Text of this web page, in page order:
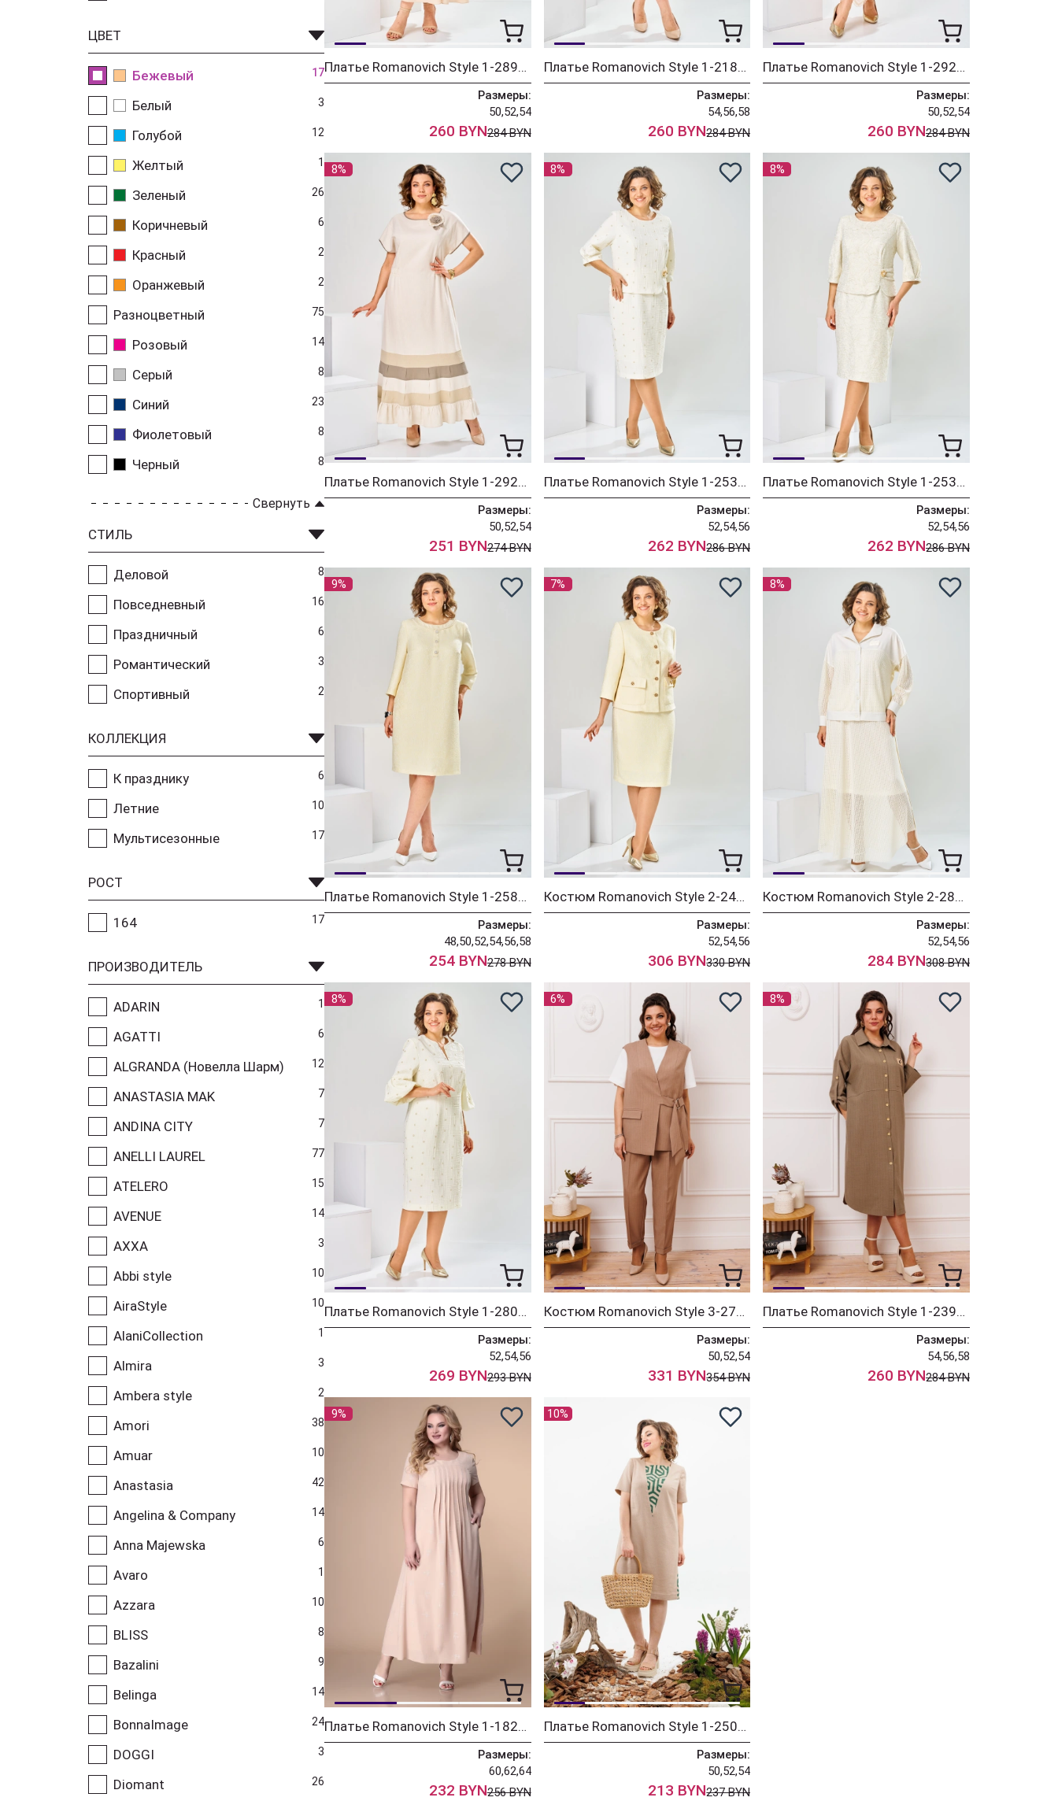
ЦВЕТ
Бежевый 17
Белый 3
Голубой 12
Желтый 1
Зеленый 26
Коричневый 6
Красный 2
Оранжевый 2
Разноцветный 75
Розовый 14
Серый 8
Синий 23
Фиолетовый 8
Черный 8
Свернуть
СТИЛЬ
Деловой 8
Повседневный 16
Праздничный 6
Романтический 3
Спортивный 2
КОЛЛЕКЦИЯ
К празднику 6
Летние 10
Мультисезонные 17
РОСТ
164 17
ПРОИЗВОДИТЕЛЬ
ADARIN 1
AGATTI 6
ALGRANDA (Новелла Шарм) 12
ANASTASIA MAK 7
ANDINA CITY 7
ANELLI LAUREL 77
ATELERO 15
AVENUE 14
AXXA 3
Abbi style 10
AiraStyle 10
AlaniCollection 1
Almira 3
Ambera style 2
Amori 38
Amuar 10
Anastasia 42
Angelina & Company 14
Anna Majewska 6
Avaro 1
Azzara 10
BLISS 8
Bazalini 9
Belinga 14
BonnaImage 24
DOGGI 3
Diomant 26
Платье Romanovich Style 1-2898 бежевый
Размеры:
50,52,54
260 BYN284 BYN
Платье Romanovich Style 1-2181 кремовый
Размеры:
54,56,58
260 BYN284 BYN
Платье Romanovich Style 1-2927 кремовый
Размеры:
50,52,54
260 BYN284 BYN
8%
Платье Romanovich Style 1-2929 молочный
Размеры:
50,52,54
251 BYN274 BYN
8%
Платье Romanovich Style 1-2537 молочный/штрихи
Размеры:
52,54,56
262 BYN286 BYN
8%
Платье Romanovich Style 1-2537 молочный/листики
Размеры:
52,54,56
262 BYN286 BYN
9%
Платье Romanovich Style 1-2589 молочный
Размеры:
48,50,52,54,56,58
254 BYN278 BYN
7%
Костюм Romanovich Style 2-2449 молочный
Размеры:
52,54,56
306 BYN330 BYN
8%
Костюм Romanovich Style 2-2856 молочный
Размеры:
52,54,56
284 BYN308 BYN
8%
Платье Romanovich Style 1-2809 молочный-1
Размеры:
52,54,56
269 BYN293 BYN
6%
Костюм Romanovich Style 3-2773 темно-бежевый
Размеры:
50,52,54
331 BYN354 BYN
8%
Платье Romanovich Style 1-2391 тёмный беж
Размеры:
54,56,58
260 BYN284 BYN
9%
Платье Romanovich Style 1-1826 бежевый вышивка
Размеры:
60,62,64
232 BYN256 BYN
10%
Платье Romanovich Style 1-2504 бежевый
Размеры:
50,52,54
213 BYN237 BYN